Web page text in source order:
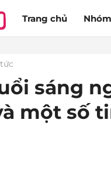
Trang chủ
sáng
một số